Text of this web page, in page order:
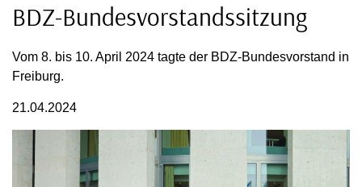
BDZ-Bundesvorstandssitzung
Vom 8. bis 10. April 2024 tagte der BDZ-Bundesvorstand in
Freiburg.
21.04.2024